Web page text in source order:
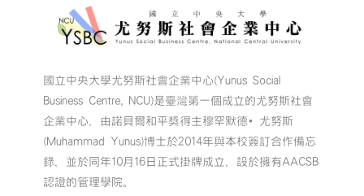
國立中央大學尤努斯社會企業中心(Yunus Social
Business Centre, NCU)是臺灣第一個成立的尤努斯社會
企業中心，由諾貝爾和平獎得主穆罕默德•尤努斯
(Muhammad Yunus)博士於2014年與本校簽訂合作備忘
錄，並於同年10月16日正式掛牌成立，設於擁有AACSB
認證的管理學院。